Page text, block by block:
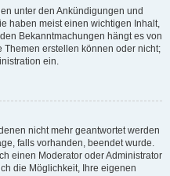
unter den Ankündigungen und
haben meist einen wichtigen Inhalt,
Bekanntmachungen hängt es von
Themen erstellen können oder nicht;
ein.
nicht mehr geantwortet werden
falls vorhanden, beendet wurde.
einen Moderator oder Administrator
die Möglichkeit, Ihre eigenen